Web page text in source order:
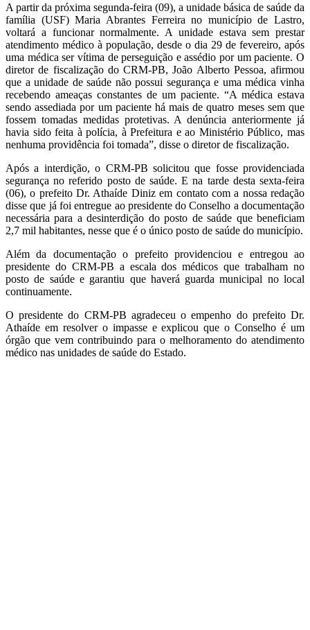
A partir da próxima segunda-feira (09), a unidade básica de saúde da
família (USF) Maria Abrantes Ferreira no município de Lastro,
voltará a funcionar normalmente. A unidade estava sem prestar
atendimento médico à população, desde o dia 29 de fevereiro, após
uma médica ser vítima de perseguição e assédio por um paciente. O
diretor de fiscalização do CRM-PB, João Alberto Pessoa, afirmou
que a unidade de saúde não possui segurança e uma médica vinha
recebendo ameaças constantes de um paciente. “A médica estava
sendo assediada por um paciente há mais de quatro meses sem que
fossem tomadas medidas protetivas. A denúncia anteriormente já
havia sido feita à polícia, à Prefeitura e ao Ministério Público, mas
nenhuma providência foi tomada”, disse o diretor de fiscalização.
Após a interdição, o CRM-PB solicitou que fosse providenciada
segurança no referido posto de saúde. E na tarde desta sexta-feira
(06), o prefeito Dr. Athaíde Diniz em contato com a nossa redação
disse que já foi entregue ao presidente do Conselho a documentação
necessária para a desinterdição do posto de saúde que beneficiam
2,7 mil habitantes, nesse que é o único posto de saúde do município.
Além da documentação o prefeito providenciou e entregou ao
presidente do CRM-PB a escala dos médicos que trabalham no
posto de saúde e garantiu que haverá guarda municipal no local
continuamente.
O presidente do CRM-PB agradeceu o empenho do prefeito Dr.
Athaíde em resolver o impasse e explicou que o Conselho é um
órgão que vem contribuindo para o melhoramento do atendimento
médico nas unidades de saúde do Estado.